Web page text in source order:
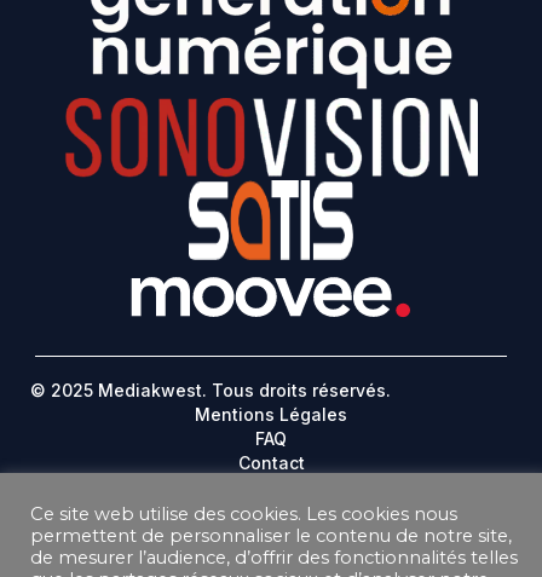
© 2025 Mediakwest. Tous droits réservés.
Mentions Légales
FAQ
Contact
DONNEES PERSONNELLES
CONDITIONS GÉNÉRALES DE VENTE ABONNEMENT
Ce site web utilise des cookies. Les cookies nous
permettent de personnaliser le contenu de notre site,
de mesurer l’audience, d’offrir des fonctionnalités telles